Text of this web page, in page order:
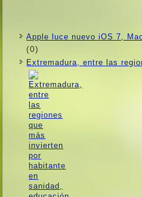
Apple luce nuevo iOS 7,
(0)
Extremadura, entre las